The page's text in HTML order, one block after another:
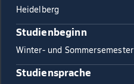
Heidelberg
Studienbeginn
Winter- und Sommersemester
Studiensprache